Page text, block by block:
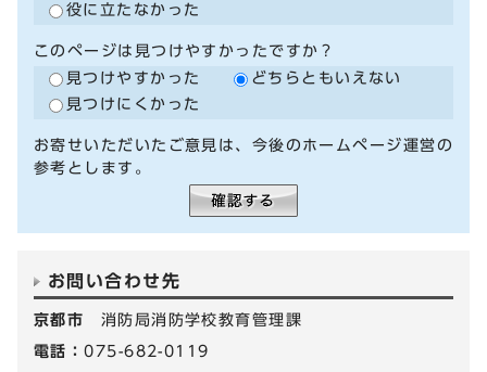
役に立たなかった
このページは見つけやすかったですか？
見つけやすかった
どちらともいえない
見つけにくかった
お寄せいただいたご意見は、今後のホームページ運営の
参考とします。
お問い合わせ先
京都市 消防局消防学校教育管理課
電話：075-682-0119